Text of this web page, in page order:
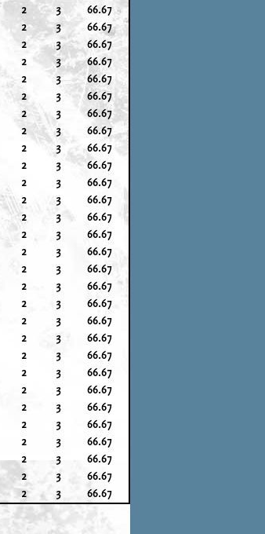
2 3
66.67
2 3
66.67
2 3
66.67
2 3
66.67
2 3
66.67
2 3
66.67
2 3
66.67
2 3
66.67
2 3
66.67
2 3
66.67
2 3
66.67
2 3
66.67
2 3
66.67
2 3
66.67
2 3
66.67
2 3
66.67
2 3
66.67
2 3
66.67
2 3
66.67
2 3
66.67
2 3
66.67
2 3
66.67
2 3
66.67
2 3
66.67
2 3
66.67
2 3
66.67
2 3
66.67
2 3
66.67
2 3 66.67